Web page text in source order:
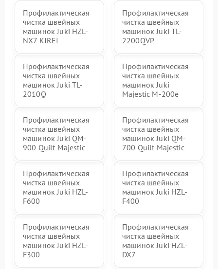
Профилактическая
чистка швейных
машинок Juki HZL-
NX7 KIREI
Профилактическая
чистка швейных
машинок Juki TL-
2200QVP
Профилактическая
чистка швейных
машинок Juki TL-
2010Q
Профилактическая
чистка швейных
машинок Juki
Majestic M-200e
Профилактическая
чистка швейных
машинок Juki QM-
900 Quilt Majestic
Профилактическая
чистка швейных
машинок Juki QM-
700 Quilt Majestic
Профилактическая
чистка швейных
машинок Juki HZL-
F600
Профилактическая
чистка швейных
машинок Juki HZL-
F400
Профилактическая
чистка швейных
машинок Juki HZL-
F300
Профилактическая
чистка швейных
машинок Juki HZL-
DX7